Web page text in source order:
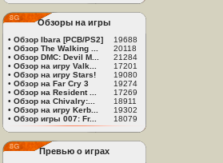
Обзоры на игры
• Обзор Ibara [PCB/PS2]
19688
• Обзор The Walking ...
20118
• Обзор DMC: Devil M...
21284
• Обзор на игру Valk...
17201
• Обзор на игру Stars!
19080
• Обзор на Far Cry 3
19274
• Обзор на Resident ...
17269
• Обзор на Chivalry:...
18911
• Обзор на игру Kerb...
19302
• Обзор игры 007: Fr... 18079
Превью о играх